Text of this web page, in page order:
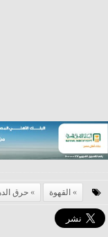
القهوة حرق